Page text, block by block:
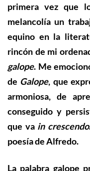
primera vez que
melancolía un
equino en la
rincón de mi
galope. Me
de Galope, que
armoniosa, de
conseguido y
que vain crescendo
poesía de Alfredo.
La palabra galope